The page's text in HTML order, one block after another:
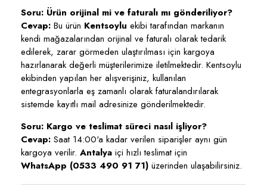
Soru: Ürün orijinal mi ve faturalı mı gönderiliyor?
Cevap: Bu ürün Kentsoylu ekibi tarafından markanın
kendi mağazalarından orijinal ve faturalı olarak tedarik
edilerek, zarar görmeden ulaştırılması için kargoya
hazırlanarak değerli müşterilerimize iletilmektedir. Kentsoylu
ekibinden yapılan her alışverişiniz, kullanılan
entegrasyonlarla eş zamanlı olarak faturalandırılarak
sistemde kayıtlı mail adresinize gönderilmektedir.
Soru: Kargo ve teslimat süreci nasıl işliyor?
Cevap: Saat 14:00'a kadar verilen siparişler aynı gün
kargoya verilir. Antalya içi hızlı teslimat için
WhatsApp (0533 490 91 71) üzerinden ulaşabilirsiniz.